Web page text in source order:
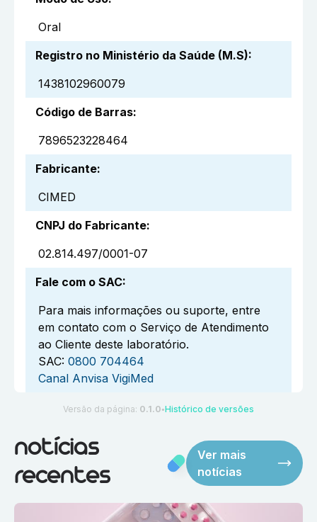
Oral
Registro no Ministério da Saúde (M.S):
1438102960079
Código de Barras:
7896523228464
Fabricante:
CIMED
CNPJ do Fabricante:
02.814.497/0001-07
Fale com o SAC:
Para mais informações ou suporte, entre
em contato com o Serviço de Atendimento
ao Cliente deste laboratório.
SAC: 0800 704464
Canal Anvisa VigiMed
Versão da página: 0.1.0 ●Histórico de versões
notícias
recentes
Ver mais
notícias